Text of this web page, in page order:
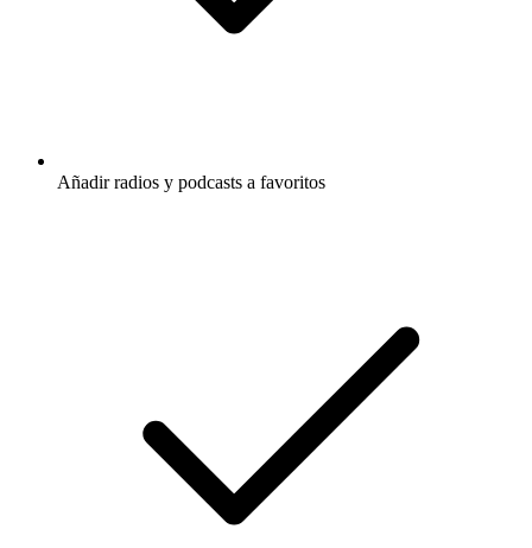
Añadir radios y podcasts a favoritos